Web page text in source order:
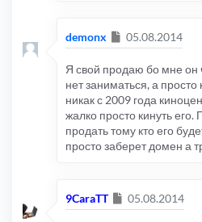
demonx Сообщение
05.08.2014
Я свой продаю бо мне он
нет заниматься, а просто
никак с 2009 года
жалко просто кинуть его.
продать тому кто его
просто заберет домен а
9CaraTT Сообщение
05.08.2014